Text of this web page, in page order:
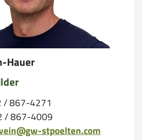
Hauer
/ 867-4271
/ 867-4009
stpoelten.com